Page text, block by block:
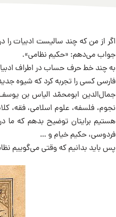
اگر از من که چند سالیست ادبیات
جواب می‌دهم: «حکیم نظامی».
به چند خط حرف حساب در اطراف
فارسی کسی را تجربه کرد که شیوه
جمال‌الدین ابومحمّد الیاس بن
نجوم، فلسفه، علوم اسلامی، فقه،
هستیم برایتان توضیح بدهم که ما
فردوسی، حکیم خیام و …
پس باید بدانیم که وقتی می‌گوییم